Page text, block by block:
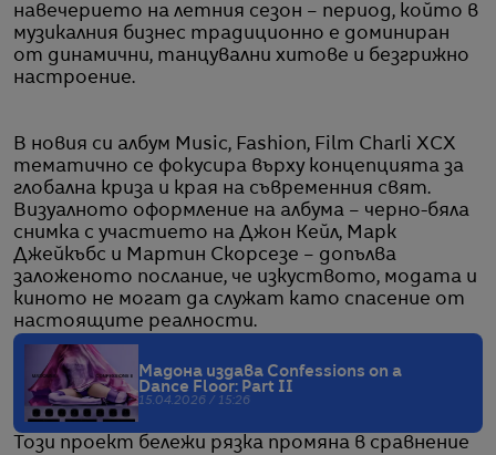
навечерието на летния сезон – период, който в
музикалния бизнес традиционно е доминиран
от динамични, танцувални хитове и безгрижно
настроение.
В новия си албум Music, Fashion, Film Charli XCX
тематично се фокусира върху концепцията за
глобална криза и края на съвременния свят.
Визуалното оформление на албума – черно-бяла
снимка с участието на Джон Кейл, Марк
Джейкъбс и Мартин Скорсезе – допълва
заложеното послание, че изкуството, модата и
киното не могат да служат като спасение от
настоящите реалности.
Мадона издава Confessions on a
Dance Floor: Part II
15.04.2026 / 15:26
Този проект бележи рязка промяна в сравнение